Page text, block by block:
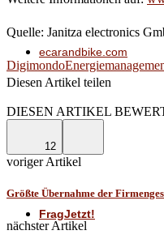
ecarandbike.com
FragJetzt!
Quelle: Janitza electronics
Digimondo
Diesen Artikel teilen
DIESEN ARTIKEL
12
voriger Artikel
Größte Übernahme der
nächster Artikel